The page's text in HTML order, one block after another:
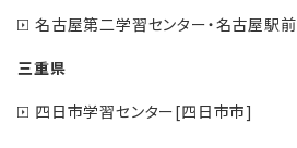
名古屋第二学習センター・名古屋駅
三重県
四日市学習センター[四日市市]